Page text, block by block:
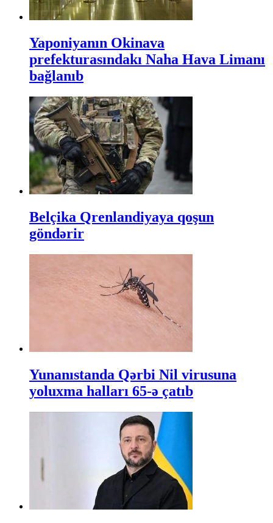
Yaponiyanın Okinava
prefekturasındakı Naha Hava Limanı
bağlanıb
Belçika Qrenlandiyaya qoşun
göndərir
Yunanıstanda Qərbi Nil virusuna
yoluxma halları 65-ə çatıb